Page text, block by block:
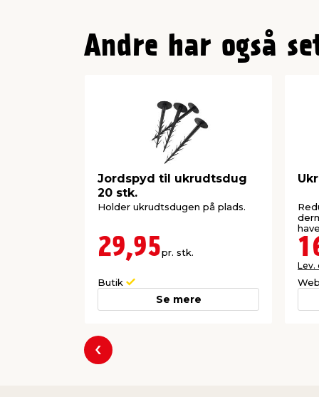
Andre har også
Jordspyd til ukrudtsdug
20 stk.
Holder ukrudtsdugen på plads.
29,95pr. stk.
Butik
Se mere
Forrige